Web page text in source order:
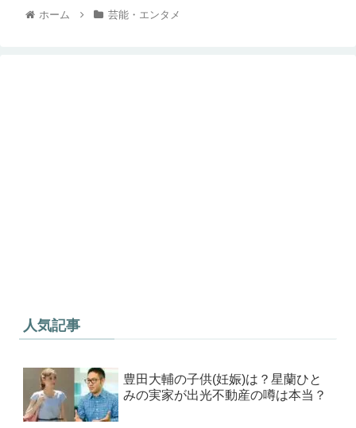
ホーム 芸能・エンタメ
人気記事
豊田大輔の子供(妊娠)は？星蘭ひと
みの実家が出光不動産の噂は本当？